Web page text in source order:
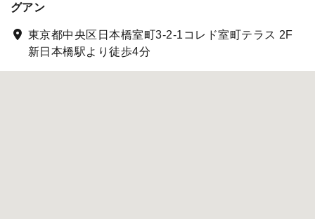
グアン
東京都中央区日本橋室町3-2-1コレド室町テラス 2F
新日本橋駅より徒歩4分